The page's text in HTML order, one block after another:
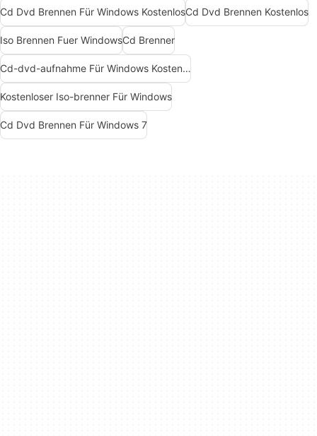
Cd Dvd Brennen Für Windows KostenlosCd Dvd Brennen Kostenlos
Iso Brennen Fuer WindowsCd Brenner
Cd-dvd-aufnahme Für Windows Kostenlos
Kostenloser Iso-brenner Für Windows
Cd Dvd Brennen Für Windows 7